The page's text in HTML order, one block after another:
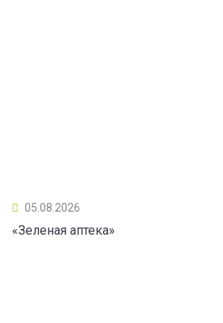
05.08.2026
«Зеленая аптека»